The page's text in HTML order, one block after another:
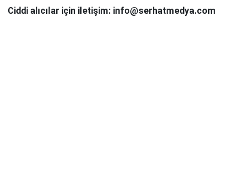
Ciddi alıcılar için iletişim: info@serhatmedya.com